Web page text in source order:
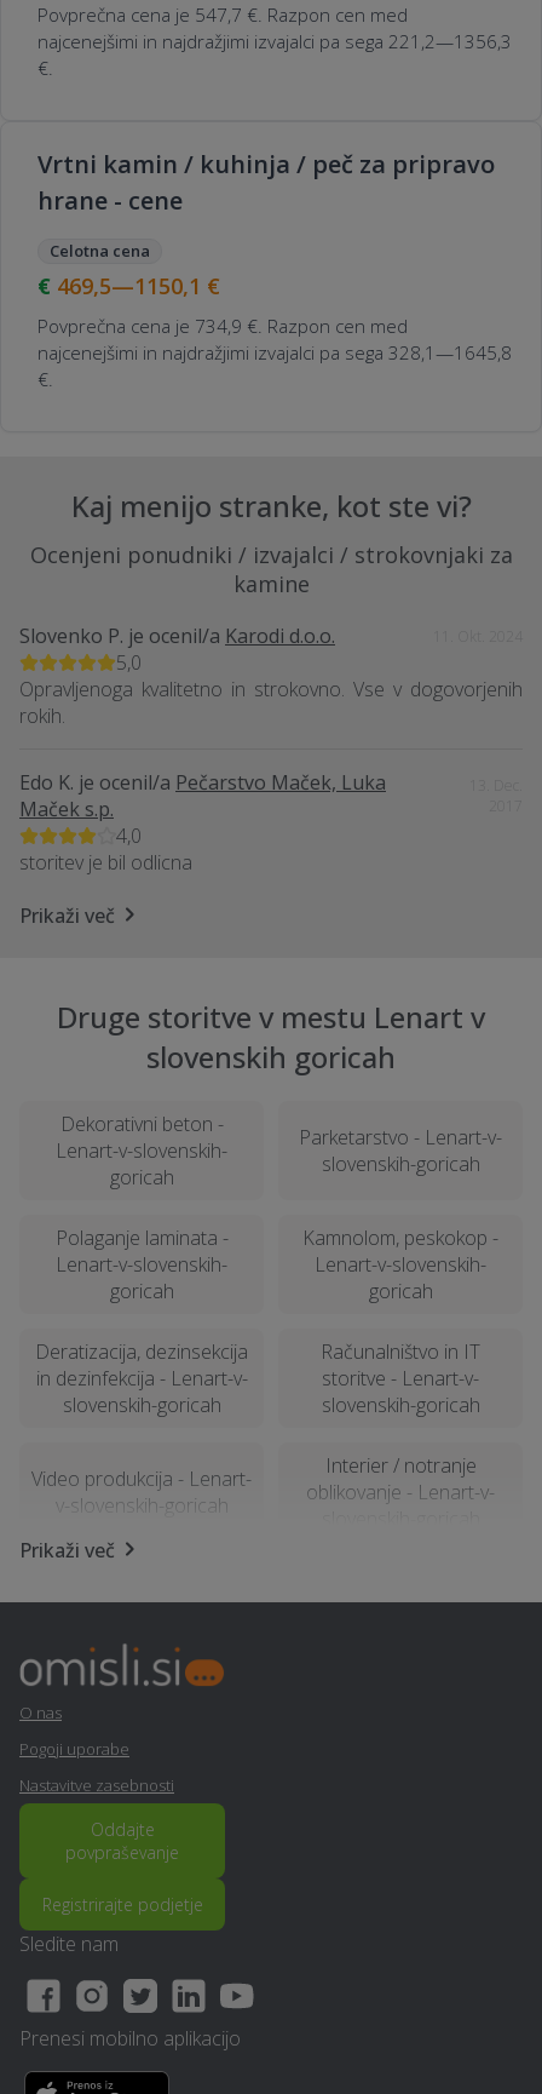
Povprečna cena je 547,7 €. Razpon cen med
najcenejšimi in najdražjimi izvajalci pa sega 221,2—1356,3
€.
Vrtni kamin / kuhinja / peč za pripravo
hrane - cene
Celotna cena
469,5—1150,1 €
Povprečna cena je 734,9 €. Razpon cen med
najcenejšimi in najdražjimi izvajalci pa sega 328,1—1645,8
€.
Kaj menijo stranke, kot ste vi?
Ocenjeni ponudniki / izvajalci / strokovnjaki za
kamine
Slovenko P. je ocenil/a Karodi d.o.o.
5,0
Opravljenoga kvalitetno in strokovno. Vse v dogovorjenih
rokih.
Edo K. je ocenil/a Pečarstvo Maček, Luka
Maček s.p.
4,0
storitev je bil odlicna
Prikaži več
Druge storitve v mestu Lenart v
slovenskih goricah
Dekorativni beton -
Lenart-v-slovenskih-
goricah
Parketarstvo - Lenart-v-
slovenskih-goricah
Polaganje laminata -
Lenart-v-slovenskih-
goricah
Kamnolom, peskokop -
Lenart-v-slovenskih-
goricah
Deratizacija, dezinsekcija
in dezinfekcija - Lenart-v-
slovenskih-goricah
Računalništvo in IT
storitve - Lenart-v-
slovenskih-goricah
Video produkcija - Lenart-
v-slovenskih-goricah
Interier / notranje
oblikovanje - Lenart-v-
(lesene hiše) - Lenart-v-
Prevoz pokojnikov -
Lenart-v-slovenskih-
goricah
Prevoz vozil - Lenart-v-
slovenskih-goricah
Lesena terasa, WPC
terase - Lenart-v-
slovenskih-goricah
Sanacija balkonov in teras
- Lenart-v-slovenskih-
Prikaži več
O nas
Pogoji uporabe
Nastavitve zasebnosti
Oddajte
povpraševanje
Registrirajte podjetje
Sledite nam
Prenesi mobilno aplikacijo